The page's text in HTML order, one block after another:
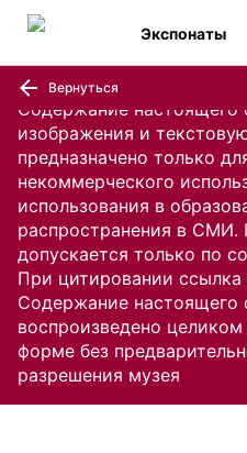
Содержание настоящего
изображения и
предназначено только
некоммерческого
использования в
распространения в СМИ.
допускается только по
При цитировании ссылка
Содержание настоящего
воспроизведено
форме без
разрешения музея
Экспонаты
Вернуться